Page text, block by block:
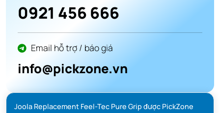
0921 456 666
Email hỗ trợ / báo giá
info@pickzone.vn
Joola Replacement Feel-Tec Pure Grip được PickZone